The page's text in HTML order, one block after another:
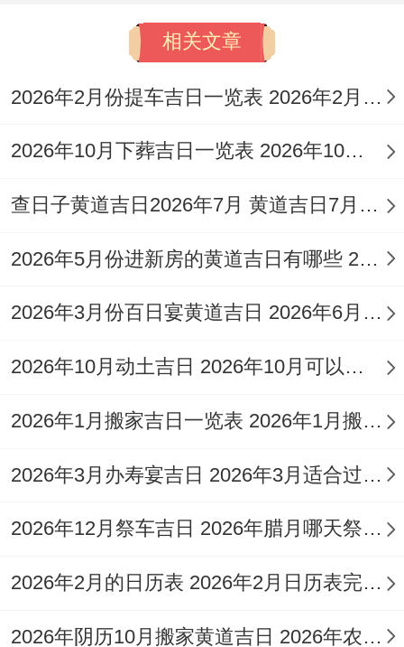
东；吉时在巳时（9：00-11：00），契合轸
水蚓星宿的流动性。
7月24日（星期五;农历六月十一）宜开业、
立券、纳财 忌嫁娶、安葬，冲蛇煞西；天医
营。
7月27日（星期一,农历六月十四）宜开业、
吉时子时（23:00-1：00）可提升贵人运。
这些日子的选择均融合了星神值班、五行属
性（如松柏木、山下火等）以及节气物候
然节律同步！
开业吉日的选择要点跟深层逻辑
选择开业吉日需以值神星宿为纲。兼顾宜忌
金匮、司命等值神日（如7月16日、15日）
相关文章
2026年2月份提车吉日一览表 2026年2月份提车的黄道吉日
2026年10月下葬吉日一览表 2026年10月份那天适合下葬
查日子黄道吉日2026年7月 黄道吉日7月16日
2026年5月份进新房的黄道吉日有哪些 2026年5月进新房黄道吉日
2026年3月份百日宴黄道吉日 2026年6月百日宴吉日
2026年10月动土吉日 2026年10月可以动土的日子
2026年1月搬家吉日一览表 2026年1月搬家哪天好
2026年3月办寿宴吉日 2026年3月适合过寿的日子
2026年12月祭车吉日 2026年腊月哪天祭车好
2026年2月的日历表 2026年2月日历表完整版
2026年阴历10月搬家黄道吉日 2026年农历10月26能搬家吗